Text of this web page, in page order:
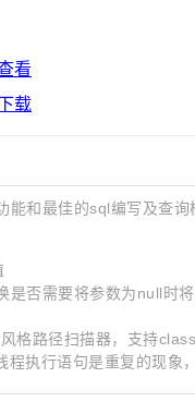
放入缓存
看
载
能和最佳的sql编写及查
否需要将参数为null时将
格路径扫描器，支持
执行语句是重复的现象